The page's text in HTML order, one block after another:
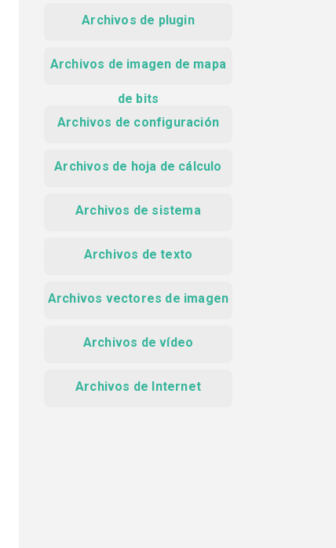
Archivos de plugin
Archivos de imagen de mapa
de bits
Archivos de configuración
Archivos de hoja de cálculo
Archivos de sistema
Archivos de texto
Archivos vectores de imagen
Archivos de vídeo
Archivos de Internet